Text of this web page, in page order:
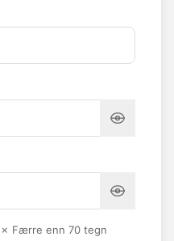
✗ Færre enn 70 tegn